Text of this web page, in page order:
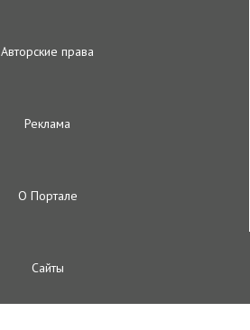
Авторские права
Реклама
О Портале
Сайты